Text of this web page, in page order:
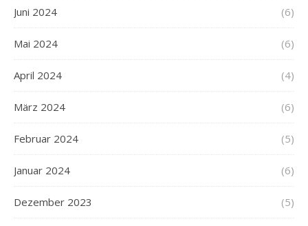
Juni 2024 (6)
Mai 2024 (6)
April 2024 (4)
März 2024 (6)
Februar 2024 (5)
Januar 2024 (6)
Dezember 2023 (5)